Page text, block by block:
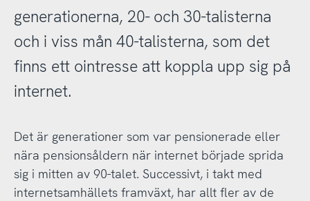
generationerna, 20- och 30-talisterna
och i viss mån 40-talisterna, som det
finns ett ointresse att koppla upp sig på
internet.
Det är generationer som var pensionerade eller
nära pensionsåldern när internet började sprida
sig i mitten av 90-talet. Successivt, i takt med
internetsamhällets framväxt, har allt fler av de